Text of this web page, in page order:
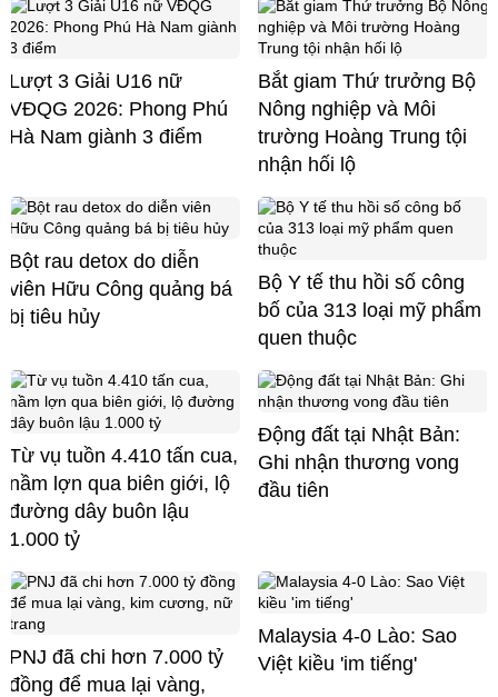
Lượt 3 Giải U16 nữ
VĐQG 2026: Phong Phú
Hà Nam giành 3 điểm
Bắt giam Thứ trưởng Bộ
Nông nghiệp và Môi
trường Hoàng Trung tội
nhận hối lộ
Bột rau detox do diễn
viên Hữu Công quảng bá
bị tiêu hủy
Bộ Y tế thu hồi số công
bố của 313 loại mỹ phẩm
quen thuộc
Từ vụ tuồn 4.410 tấn cua,
nầm lợn qua biên giới, lộ
đường dây buôn lậu
1.000 tỷ
Động đất tại Nhật Bản:
Ghi nhận thương vong
đầu tiên
PNJ đã chi hơn 7.000 tỷ
đồng để mua lại vàng,
Malaysia 4-0 Lào: Sao
Việt kiều 'im tiếng'